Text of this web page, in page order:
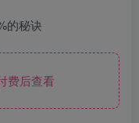
的秘诀
费后查看